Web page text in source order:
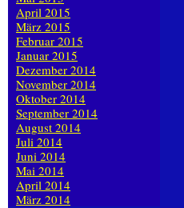
April 2015
März 2015
Februar 2015
Januar 2015
Dezember 2014
November 2014
Oktober 2014
September 2014
August 2014
Juli 2014
Juni 2014
Mai 2014
April 2014
März 2014